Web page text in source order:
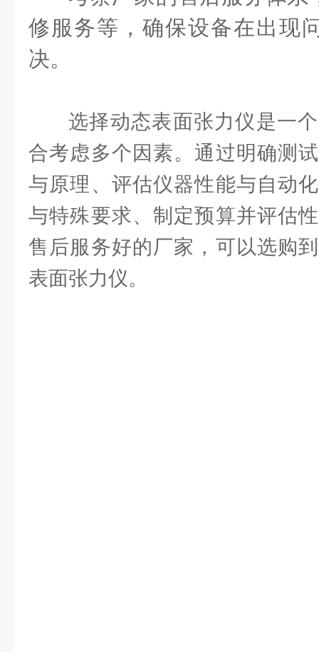
修服务等，确保设备在出现
决。
选择动态表面张力仪是一
合考虑多个因素。通过明确测
与原理、评估仪器性能与自动
与特殊要求、制定预算并评估
售后服务好的厂家，可以选购
表面张力仪。